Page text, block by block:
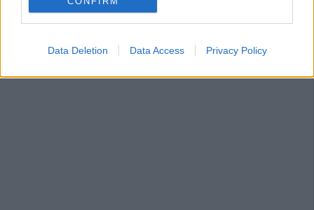
Data Deletion Data Access Privacy Policy